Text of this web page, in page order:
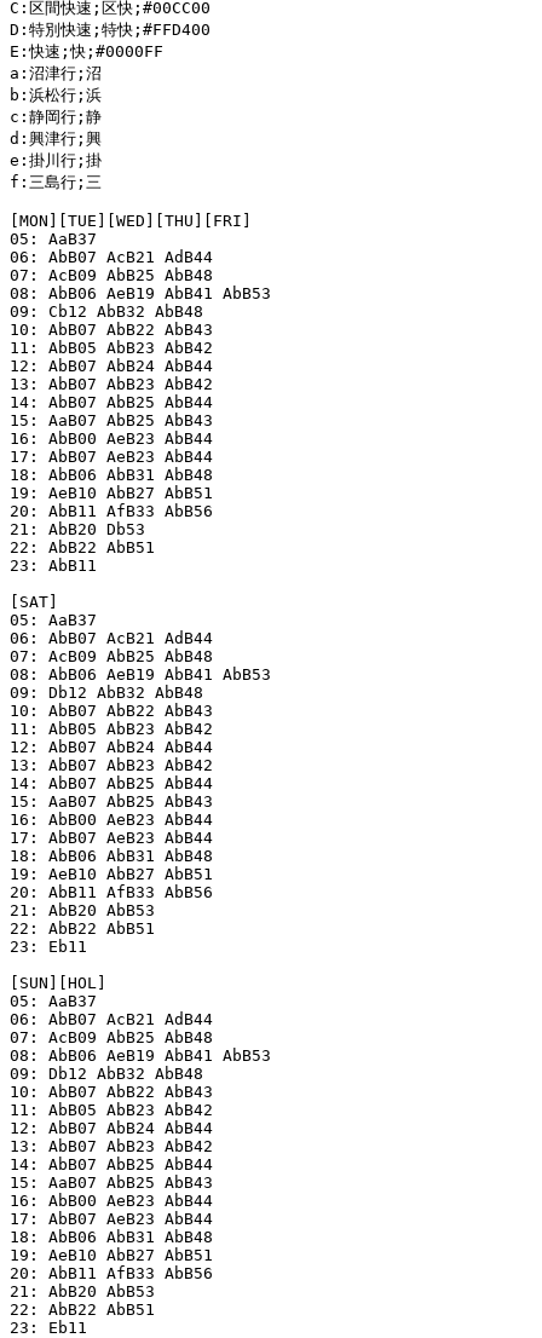
C:区間快速;区快;#00CC00
D:特別快速;特快;#FFD400
E:快速;快;#0000FF
a:沼津行;沼
b:浜松行;浜
c:静岡行;静
d:興津行;興
e:掛川行;掛
f:三島行;三
[MON][TUE][WED][THU][FRI]
05: AaB37
06: AbB07 AcB21 AdB44
07: AcB09 AbB25 AbB48
08: AbB06 AeB19 AbB41 AbB53
09: Cb12 AbB32 AbB48
10: AbB07 AbB22 AbB43
11: AbB05 AbB23 AbB42
12: AbB07 AbB24 AbB44
13: AbB07 AbB23 AbB42
14: AbB07 AbB25 AbB44
15: AaB07 AbB25 AbB43
16: AbB00 AeB23 AbB44
17: AbB07 AeB23 AbB44
18: AbB06 AbB31 AbB48
19: AeB10 AbB27 AbB51
20: AbB11 AfB33 AbB56
21: AbB20 Db53
22: AbB22 AbB51
23: AbB11
[SAT]
05: AaB37
06: AbB07 AcB21 AdB44
07: AcB09 AbB25 AbB48
08: AbB06 AeB19 AbB41 AbB53
09: Db12 AbB32 AbB48
10: AbB07 AbB22 AbB43
11: AbB05 AbB23 AbB42
12: AbB07 AbB24 AbB44
13: AbB07 AbB23 AbB42
14: AbB07 AbB25 AbB44
15: AaB07 AbB25 AbB43
16: AbB00 AeB23 AbB44
17: AbB07 AeB23 AbB44
18: AbB06 AbB31 AbB48
19: AeB10 AbB27 AbB51
20: AbB11 AfB33 AbB56
21: AbB20 AbB53
22: AbB22 AbB51
23: Eb11
[SUN][HOL]
05: AaB37
06: AbB07 AcB21 AdB44
07: AcB09 AbB25 AbB48
08: AbB06 AeB19 AbB41 AbB53
09: Db12 AbB32 AbB48
10: AbB07 AbB22 AbB43
11: AbB05 AbB23 AbB42
12: AbB07 AbB24 AbB44
13: AbB07 AbB23 AbB42
14: AbB07 AbB25 AbB44
15: AaB07 AbB25 AbB43
16: AbB00 AeB23 AbB44
17: AbB07 AeB23 AbB44
18: AbB06 AbB31 AbB48
19: AeB10 AbB27 AbB51
20: AbB11 AfB33 AbB56
21: AbB20 AbB53
22: AbB22 AbB51
23: Eb11